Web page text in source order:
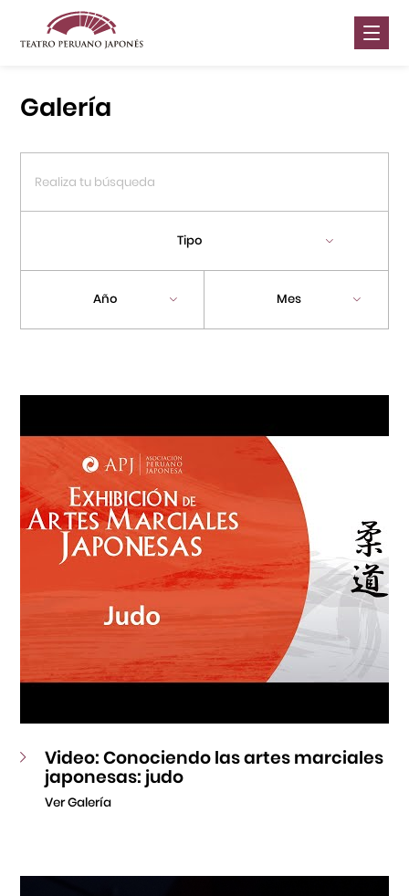
Centro Cultural Peruano Japonés
Teatro Peruano Japonés
Galería
Tipo
Año Mes
Video: Conociendo las artes marciales
japonesas: judo
Ver Galería